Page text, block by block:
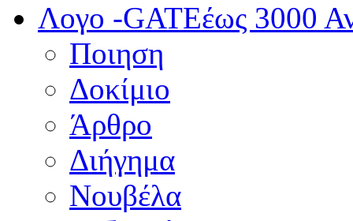
Λογο -GATEέως 3000
Ποιηση
Δοκίμιο
Άρθρο
Διήγημα
Νουβέλα